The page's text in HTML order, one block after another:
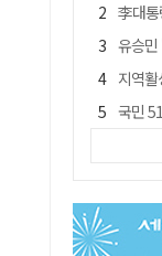
李대통령
유승민 "尹
지역활성
국민
경북 영
아쉬
'솔리다임